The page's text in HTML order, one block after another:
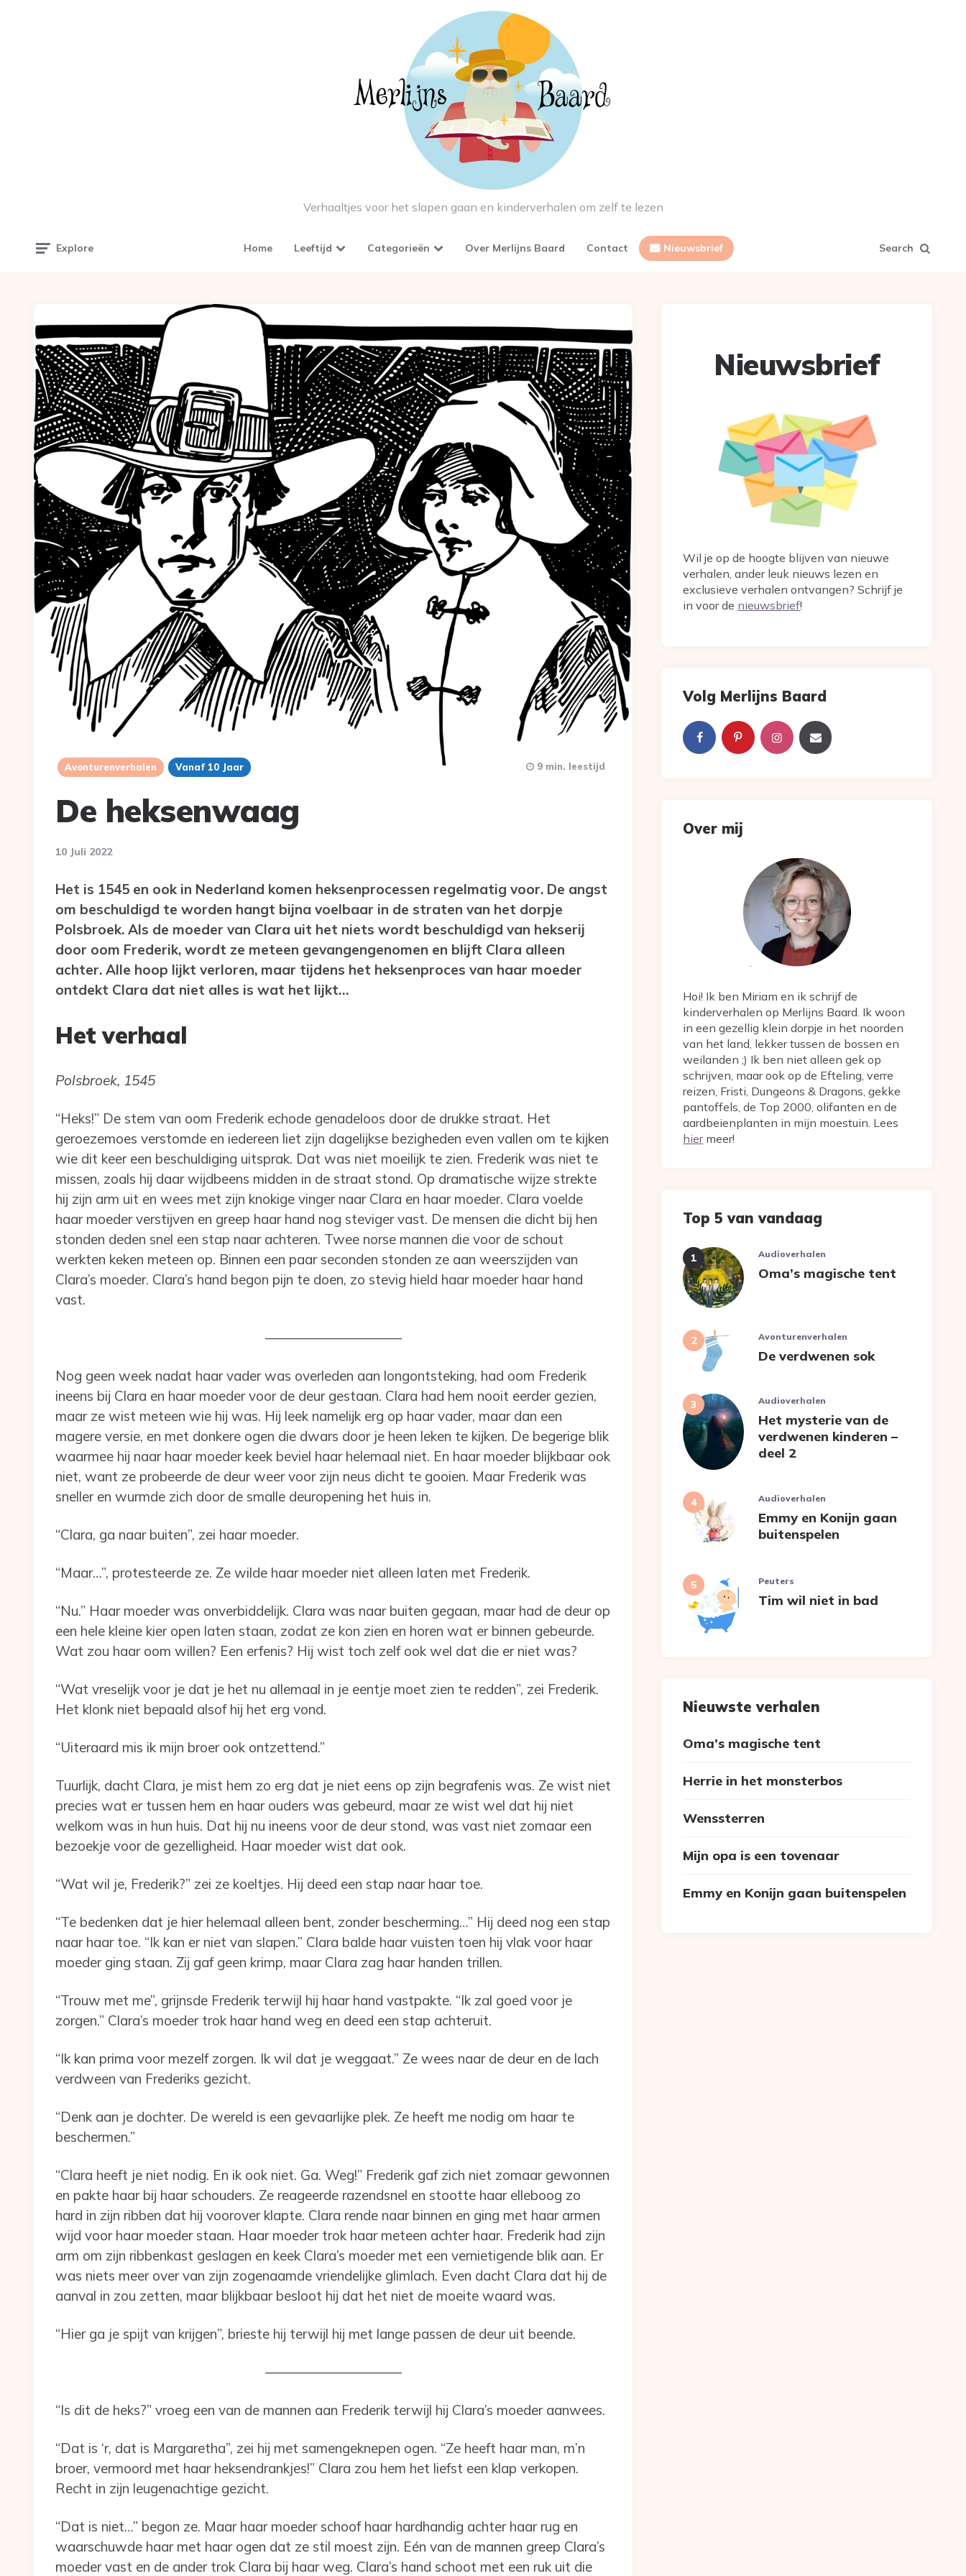
Verhaaltjes voor het slapen gaan en kinderverhalen om zelf te lezen
Explore Home Leeftijd Categorieën Over Merlijns Baard Contact Nieuwsbrief Search
Avonturenverhalen Vanaf 10 Jaar
De heksenwaag
10 Juli 2022
9 min. leestijd
Het is 1545 en ook in Nederland komen heksenprocessen regelmatig voor. De angst
om beschuldigd te worden hangt bijna voelbaar in de straten van het dorpje
Polsbroek. Als de moeder van Clara uit het niets wordt beschuldigd van hekserij
door oom Frederik, wordt ze meteen gevangengenomen en blijft Clara alleen
achter. Alle hoop lijkt verloren, maar tijdens het heksenproces van haar moeder
ontdekt Clara dat niet alles is wat het lijkt…
Het verhaal
Polsbroek, 1545
“Heks!” De stem van oom Frederik echode genadeloos door de drukke straat. Het
geroezemoes verstomde en iedereen liet zijn dagelijkse bezigheden even vallen om te kijken
wie dit keer een beschuldiging uitsprak. Dat was niet moeilijk te zien. Frederik was niet te
missen, zoals hij daar wijdbeens midden in de straat stond. Op dramatische wijze strekte
hij zijn arm uit en wees met zijn knokige vinger naar Clara en haar moeder. Clara voelde
haar moeder verstijven en greep haar hand nog steviger vast. De mensen die dicht bij hen
stonden deden snel een stap naar achteren. Twee norse mannen die voor de schout
werkten keken meteen op. Binnen een paar seconden stonden ze aan weerszijden van
Clara’s moeder. Clara’s hand begon pijn te doen, zo stevig hield haar moeder haar hand
vast.
——————————
Nog geen week nadat haar vader was overleden aan longontsteking, had oom Frederik
ineens bij Clara en haar moeder voor de deur gestaan. Clara had hem nooit eerder gezien,
maar ze wist meteen wie hij was. Hij leek namelijk erg op haar vader, maar dan een
magere versie, en met donkere ogen die dwars door je heen leken te kijken. De begerige blik
waarmee hij naar haar moeder keek beviel haar helemaal niet. En haar moeder blijkbaar ook
niet, want ze probeerde de deur weer voor zijn neus dicht te gooien. Maar Frederik was
sneller en wurmde zich door de smalle deuropening het huis in.
“Clara, ga naar buiten”, zei haar moeder.
“Maar…”, protesteerde ze. Ze wilde haar moeder niet alleen laten met Frederik.
“Nu.” Haar moeder was onverbiddelijk. Clara was naar buiten gegaan, maar had de deur op
een hele kleine kier open laten staan, zodat ze kon zien en horen wat er binnen gebeurde.
Wat zou haar oom willen? Een erfenis? Hij wist toch zelf ook wel dat die er niet was?
“Wat vreselijk voor je dat je het nu allemaal in je eentje moet zien te redden”, zei Frederik.
Het klonk niet bepaald alsof hij het erg vond.
“Uiteraard mis ik mijn broer ook ontzettend.”
Tuurlijk, dacht Clara, je mist hem zo erg dat je niet eens op zijn begrafenis was. Ze wist niet
precies wat er tussen hem en haar ouders was gebeurd, maar ze wist wel dat hij niet
welkom was in hun huis. Dat hij nu ineens voor de deur stond, was vast niet zomaar een
bezoekje voor de gezelligheid. Haar moeder wist dat ook.
“Wat wil je, Frederik?” zei ze koeltjes. Hij deed een stap naar haar toe.
“Te bedenken dat je hier helemaal alleen bent, zonder bescherming…” Hij deed nog een stap
naar haar toe. “Ik kan er niet van slapen.” Clara balde haar vuisten toen hij vlak voor haar
moeder ging staan. Zij gaf geen krimp, maar Clara zag haar handen trillen.
“Trouw met me”, grijnsde Frederik terwijl hij haar hand vastpakte. “Ik zal goed voor je
zorgen.” Clara’s moeder trok haar hand weg en deed een stap achteruit.
“Ik kan prima voor mezelf zorgen. Ik wil dat je weggaat.” Ze wees naar de deur en de lach
verdween van Frederiks gezicht.
“Denk aan je dochter. De wereld is een gevaarlijke plek. Ze heeft me nodig om haar te
beschermen.”
“Clara heeft je niet nodig. En ik ook niet. Ga. Weg!” Frederik gaf zich niet zomaar gewonnen
en pakte haar bij haar schouders. Ze reageerde razendsnel en stootte haar elleboog zo
hard in zijn ribben dat hij voorover klapte. Clara rende naar binnen en ging met haar armen
wijd voor haar moeder staan. Haar moeder trok haar meteen achter haar. Frederik had zijn
arm om zijn ribbenkast geslagen en keek Clara’s moeder met een vernietigende blik aan. Er
was niets meer over van zijn zogenaamde vriendelijke glimlach. Even dacht Clara dat hij de
aanval in zou zetten, maar blijkbaar besloot hij dat het niet de moeite waard was.
“Hier ga je spijt van krijgen”, brieste hij terwijl hij met lange passen de deur uit beende.
——————————
“Is dit de heks?” vroeg een van de mannen aan Frederik terwijl hij Clara’s moeder aanwees.
“Dat is ‘r, dat is Margaretha”, zei hij met samengeknepen ogen. “Ze heeft haar man, m’n
broer, vermoord met haar heksendrankjes!” Clara zou hem het liefst een klap verkopen.
Recht in zijn leugenachtige gezicht.
“Dat is niet…” begon ze. Maar haar moeder schoof haar hardhandig achter haar rug en
waarschuwde haar met haar ogen dat ze stil moest zijn. Eén van de mannen greep Clara’s
moeder vast en de ander trok Clara bij haar weg. Clara’s hand schoot met een ruk uit die
Nieuwsbrief
Wil je op de hoogte blijven van nieuwe
verhalen, ander leuk nieuws lezen en
exclusieve verhalen ontvangen? Schrijf je
in voor de nieuwsbrief!
Volg Merlijns Baard
Over mij
Hoi! Ik ben Miriam en ik schrijf de
kinderverhalen op Merlijns Baard. Ik woon
in een gezellig klein dorpje in het noorden
van het land, lekker tussen de bossen en
weilanden ;) Ik ben niet alleen gek op
schrijven, maar ook op de Efteling, verre
reizen, Fristi, Dungeons & Dragons, gekke
pantoffels, de Top 2000, olifanten en de
aardbeienplanten in mijn moestuin. Lees
hiermeer!
Top 5 van vandaag
Audioverhalen
Oma’s magische tent
Avonturenverhalen
De verdwenen sok
Audioverhalen
Het mysterie van de
verdwenen kinderen –
deel 2
Audioverhalen
Emmy en Konijn gaan
buitenspelen
Peuters
Tim wil niet in bad
Nieuwste verhalen
Oma’s magische tent
Herrie in het monsterbos
Wenssterren
Mijn opa is een tovenaar
Emmy en Konijn gaan buitenspelen